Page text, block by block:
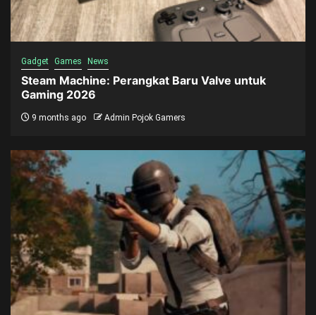
Gadget Games News
Steam Machine: Perangkat Baru Valve untuk
Gaming 2026
9 months ago Admin Pojok Gamers